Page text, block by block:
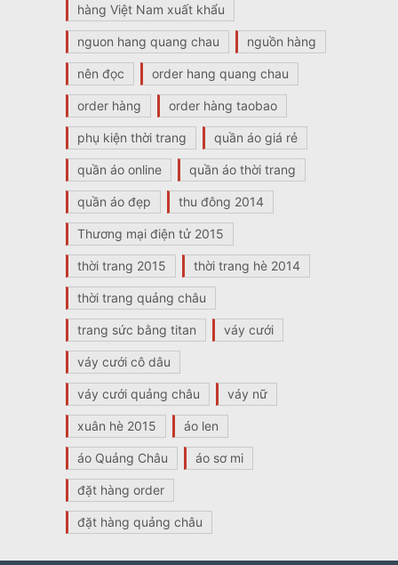
hàng Việt Nam xuất khẩu
nguon hang quang chau nguồn hàng
nên đọc order hang quang chau
order hàng order hàng taobao
phụ kiện thời trang quần áo giá rẻ
quần áo online quần áo thời trang
quần áo đẹp thu đông 2014
Thương mại điện tử 2015
thời trang 2015 thời trang hè 2014
thời trang quảng châu
trang sức bằng titan váy cưới
váy cưới cô dâu
váy cưới quảng châu váy nữ
xuân hè 2015 áo len
áo Quảng Châu áo sơ mi
đặt hàng order
đặt hàng quảng châu